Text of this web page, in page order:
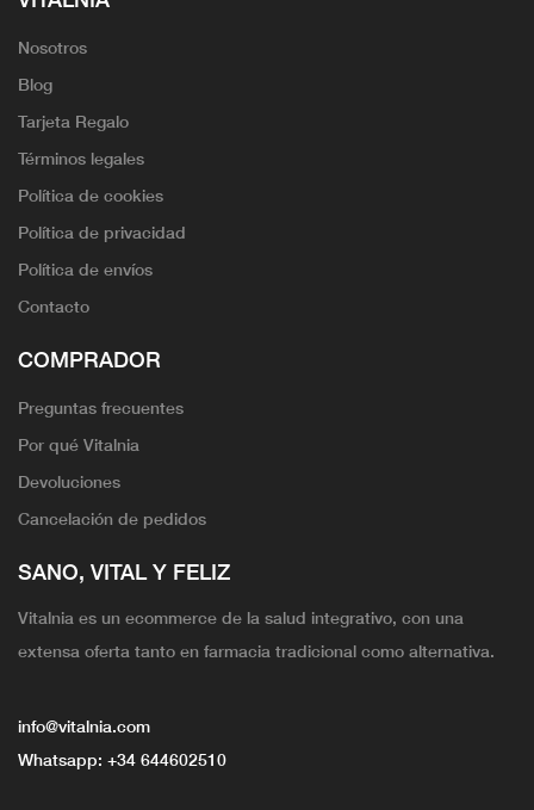
Nosotros
Blog
Tarjeta Regalo
Términos legales
Política de cookies
Política de privacidad
Política de envíos
Contacto
COMPRADOR
Preguntas frecuentes
Por qué Vitalnia
Devoluciones
Cancelación de pedidos
SANO, VITAL Y FELIZ
Vitalnia es un ecommerce de la salud integrativo, con una
extensa oferta tanto en farmacia tradicional como alternativa.
info@vitalnia.com
Whatsapp: +34 644602510